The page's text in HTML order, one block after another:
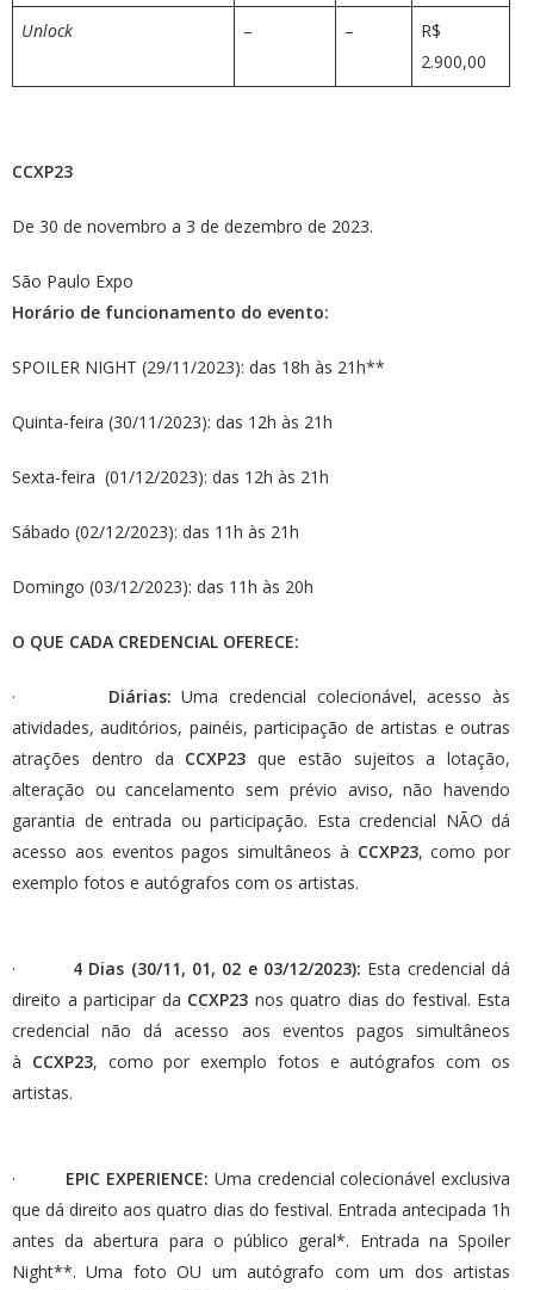
Unlock – –
R$
2.900,00
CCXP23
De 30 de novembro a 3 de dezembro de 2023.
São Paulo Expo
Horário de funcionamento do evento:
SPOILER NIGHT (29/11/2023): das 18h às 21h**
Quinta-feira (30/11/2023): das 12h às 21h
Sexta-feira (01/12/2023): das 12h às 21h
Sábado (02/12/2023): das 11h às 21h
Domingo (03/12/2023): das 11h às 20h
O QUE CADA CREDENCIAL OFERECE:
· Diárias: Uma credencial colecionável, acesso às
atividades, auditórios, painéis, participação de artistas e outras
atrações dentro da CCXP23 que estão sujeitos a lotação,
alteração ou cancelamento sem prévio aviso, não havendo
garantia de entrada ou participação. Esta credencial NÃO dá
acesso aos eventos pagos simultâneos à CCXP23, como por
exemplo fotos e autógrafos com os artistas.
· 4 Dias (30/11, 01, 02 e 03/12/2023): Esta credencial dá
direito a participar da CCXP23 nos quatro dias do festival. Esta
credencial não dá acesso aos eventos pagos simultâneos
à CCXP23, como por exemplo fotos e autógrafos com os
artistas.
· EPIC EXPERIENCE: Uma credencial colecionável exclusiva
que dá direito aos quatro dias do festival. Entrada antecipada 1h
antes da abertura para o público geral*. Entrada na Spoiler
Night**. Uma foto OU um autógrafo com um dos artistas